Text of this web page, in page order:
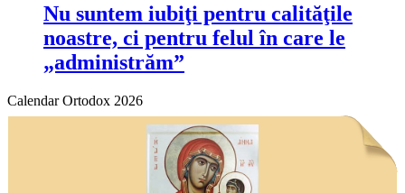
Nu suntem iubiţi pentru calităţile
noastre, ci pentru felul în care le
„administrăm”
Calendar Ortodox 2026